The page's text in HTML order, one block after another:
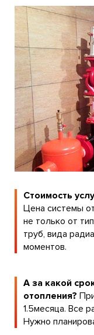
Стоимость
Цена системы
не только от
труб, вида
моментов.
А за какой
отопления?
1.5месяца. Все
Нужно